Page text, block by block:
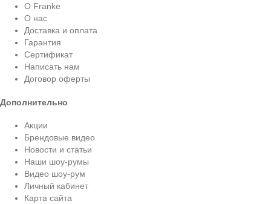
О Franke
О нас
Доставка и оплата
Гарантия
Сертификат
Написать нам
Договор оферты
Дополнительно
Акции
Брендовые видео
Новости и статьи
Наши шоу-румы
Видео шоу-рум
Личный кабинет
Карта сайта